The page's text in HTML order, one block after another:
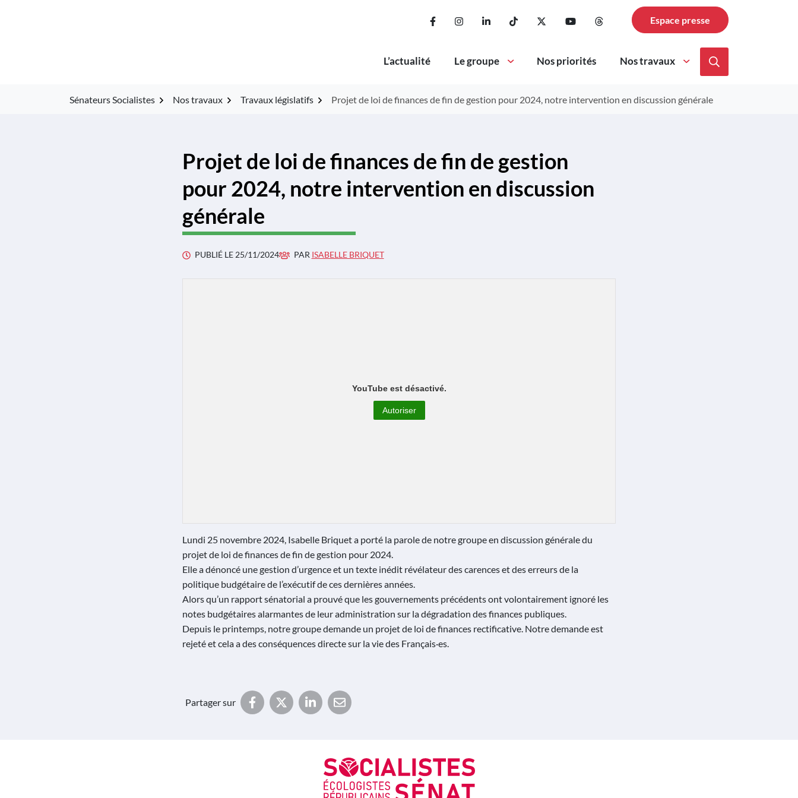
Lien vers le compte Facebook
Lien vers le compte Instagram
Lien vers le compte Linkedin
Lien vers le compte TikTok
Lien vers le compte Twitter
Lien vers la chaîne Youtube
Lien vers la page Threads
Espace presse
L’actualité Le groupe Nos priorités Nos travaux
Afficher la
Sénateurs Socialistes Nos travaux Travaux législatifs Projet de loi de finances de fin de gestion pour 2024, notre intervention en discussion générale
Projet de loi de finances de fin de gestion
pour 2024, notre intervention en discussion
générale
PUBLIÉ LE 25/11/2024 PAR ISABELLE BRIQUET
YouTube est désactivé.
Autoriser
Lundi 25 novembre 2024, Isabelle Briquet a porté la parole de notre groupe en discussion générale du
projet de loi de finances de fin de gestion pour 2024.
Elle a dénoncé une gestion d’urgence et un texte inédit révélateur des carences et des erreurs de la
politique budgétaire de l’exécutif de ces dernières années.
Alors qu’un rapport sénatorial a prouvé que les gouvernements précédents ont volontairement ignoré les
notes budgétaires alarmantes de leur administration sur la dégradation des finances publiques.
Depuis le printemps, notre groupe demande un projet de loi de finances rectificative. Notre demande est
rejeté et cela a des conséquences directe sur la vie des Français·es.
Partager sur